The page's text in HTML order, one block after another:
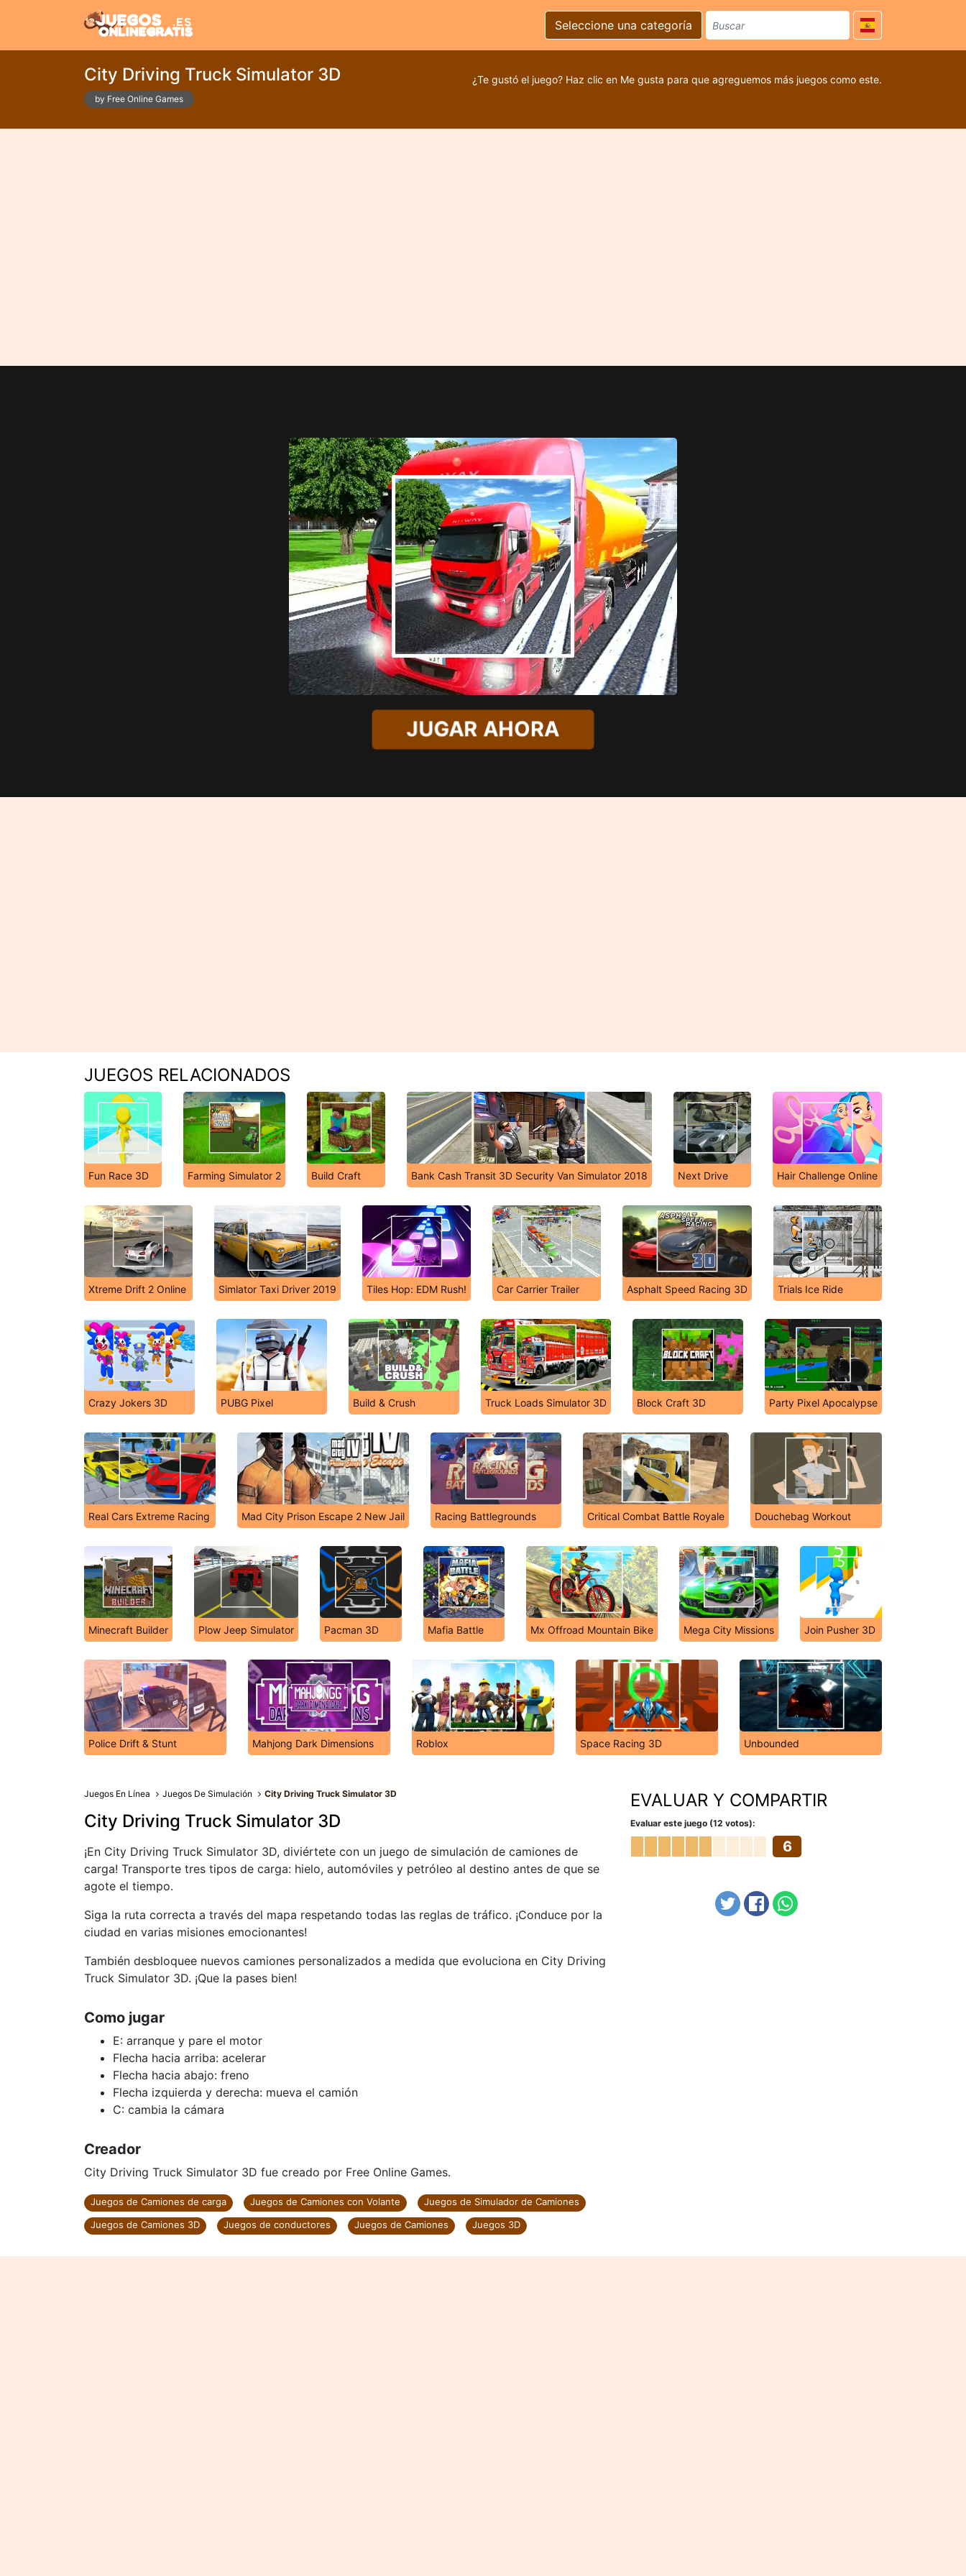
Seleccione una categoría
City Driving Truck Simulator 3D
by Free Online Games
¿Te gustó el juego? Haz clic en Me gusta para que agreguemos más juegos como este.
JUGAR AHORA
JUEGOS RELACIONADOS
Fun Race 3D Farming Simulator 2 Build Craft Bank Cash Transit 3D Security Van Simulator 2018 Next Drive Hair Challenge Online
Xtreme Drift 2 Online Simlator Taxi Driver 2019 Tiles Hop: EDM Rush! Car Carrier Trailer Asphalt Speed Racing 3D Trials Ice Ride
Crazy Jokers 3D PUBG Pixel Build & Crush Truck Loads Simulator 3D Block Craft 3D Party Pixel Apocalypse
Real Cars Extreme Racing Mad City Prison Escape 2 New Jail Racing Battlegrounds Critical Combat Battle Royale Douchebag Workout
Minecraft Builder Plow Jeep Simulator Pacman 3D Mafia Battle Mx Offroad Mountain Bike Mega City Missions Join Pusher 3D
Police Drift & Stunt Mahjong Dark Dimensions Roblox Space Racing 3D Unbounded
Juegos En Línea Juegos De Simulación City Driving Truck Simulator 3D
City Driving Truck Simulator 3D
¡En City Driving Truck Simulator 3D, diviértete con un juego de simulación de camiones de
carga! Transporte tres tipos de carga: hielo, automóviles y petróleo al destino antes de que se
agote el tiempo.
Siga la ruta correcta a través del mapa respetando todas las reglas de tráfico. ¡Conduce por la
ciudad en varias misiones emocionantes!
También desbloquee nuevos camiones personalizados a medida que evoluciona en City Driving
Truck Simulator 3D. ¡Que la pases bien!
Como jugar
E: arranque y pare el motor
Flecha hacia arriba: acelerar
Flecha hacia abajo: freno
Flecha izquierda y derecha: mueva el camión
C: cambia la cámara
Creador
City Driving Truck Simulator 3D fue creado por Free Online Games.
Juegos de Camiones de carga Juegos de Camiones con Volante
Juegos de Simulador de Camiones
Juegos de Camiones 3D
Juegos de conductores Juegos de Camiones Juegos 3D
EVALUAR Y COMPARTIR
Evaluar este juego (12 votos):
6